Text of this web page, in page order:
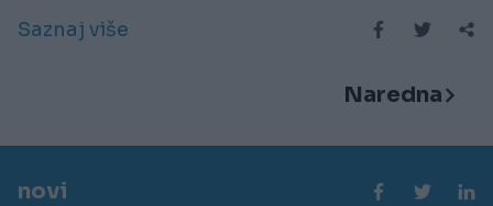
Saznaj više
Naredna
novi